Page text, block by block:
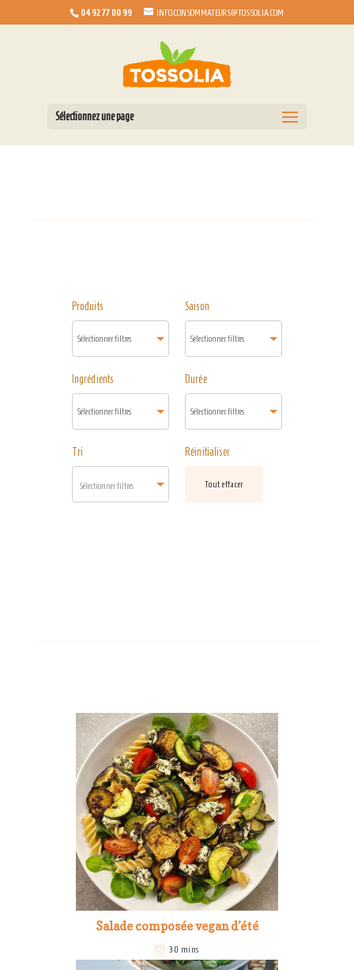
04 92 77 00 99 INFO.CONSOMMATEURS@TOSSOLIA.COM
Sélectionnez une page
Produits Saison
Ingrédients Durée
Tri
Sélectionner filtres
Réinitialiser
Tout effacer
Salade composée vegan d’été
30 mins